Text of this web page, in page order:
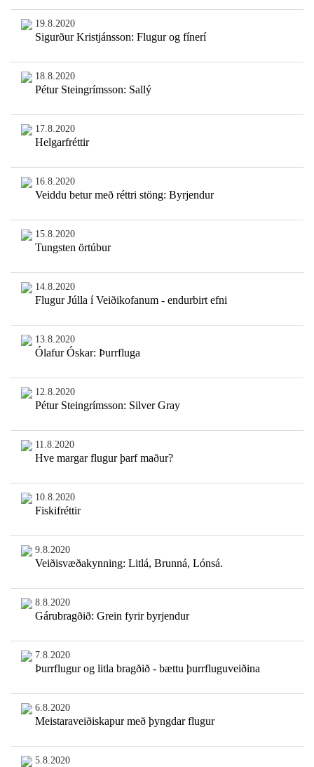
19.8.2020
Sigurður Kristjánsson: Flugur og fínerí
18.8.2020
Pétur Steingrímsson: Sallý
17.8.2020
Helgarfréttir
16.8.2020
Veiddu betur með réttri stöng: Byrjendur
15.8.2020
Tungsten örtúbur
14.8.2020
Flugur Júlla í Veiðikofanum - endurbirt efni
13.8.2020
Ólafur Óskar: Þurrfluga
12.8.2020
Pétur Steingrímsson: Silver Gray
11.8.2020
Hve margar flugur þarf maður?
10.8.2020
Fiskifréttir
9.8.2020
Veiðisvæðakynning: Litlá, Brunná, Lónsá.
8.8.2020
Gárubragðið: Grein fyrir byrjendur
7.8.2020
Þurrflugur og litla bragðið - bættu þurrfluguveiðina
6.8.2020
Meistaraveiðiskapur með þyngdar flugur
5.8.2020